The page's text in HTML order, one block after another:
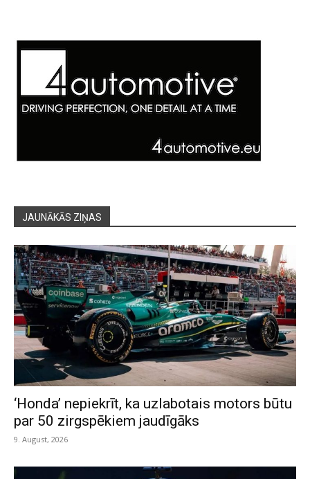
JAUNĀKĀS ZIŅAS
‘Honda’ nepiekrīt, ka uzlabotais motors būtu
par 50 zirgspēkiem jaudīgāks
9. August, 2026